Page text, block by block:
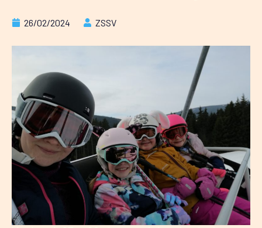
26/02/2024 ZSSV